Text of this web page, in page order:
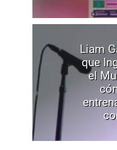
Liam
que
el